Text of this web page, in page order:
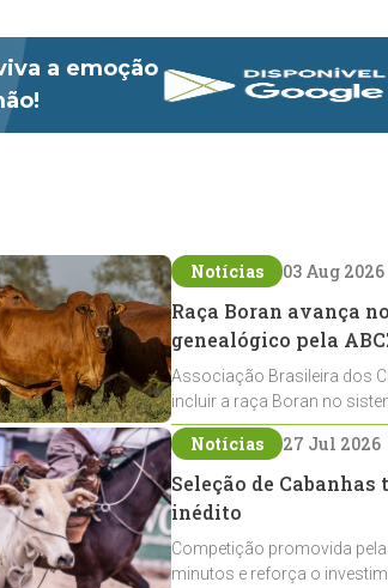
a emoção
Notícias 03 Aug 2026
Raça Boran avança
genealógico pela
Associação Brasileira dos
incluir a raça Boran no
expansão na pecuária
Notícias 27 Jul 2026
Seleção de
inédito
Competição promovida
minutos e reforça o